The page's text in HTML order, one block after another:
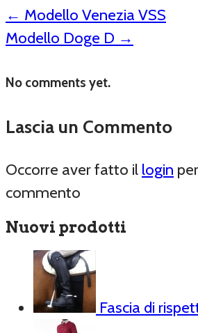
← Modello Venezia VSS
Modello Doge D →
No comments yet.
Lascia un Commento
Occorre aver fatto il login
commento
Nuovi prodotti
Fascia di